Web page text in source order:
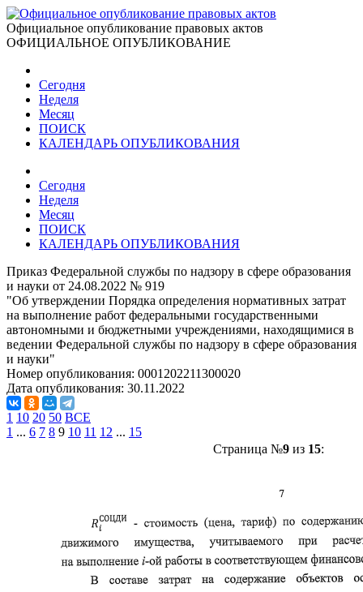
Официальное опубликование правовых актов
ОФИЦИАЛЬНОЕ ОПУБЛИКОВАНИЕ
Сегодня
Неделя
Месяц
ПОИСК
КАЛЕНДАРЬ ОПУБЛИКОВАНИЯ
Сегодня
Неделя
Месяц
ПОИСК
КАЛЕНДАРЬ ОПУБЛИКОВАНИЯ
Приказ Федеральной службы по надзору в сфере образования
и науки от 24.08.2022 № 919
"Об утверждении Порядка определения нормативных затрат
на выполнение работ федеральными государственными
автономными и бюджетными учреждениями, находящимися в
ведении Федеральной службы по надзору в сфере образования
и науки"
Номер опубликования: 0001202211300020
Дата опубликования: 30.11.2022
1 10 20 50 ВСЕ
1 ... 6 7 8 9 10 11 12 ... 15
Страница №9из 15: